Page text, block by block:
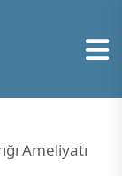
Ameliyatı